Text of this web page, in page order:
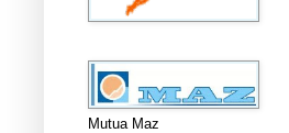
Mutua Maz